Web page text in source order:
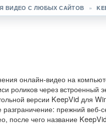
ВИДЕО С ЛЮБЫХ САЙТОВ »
онлайн-видео на
роликов через встроенный
версии KeepVid для
прежний веб-
после чего название